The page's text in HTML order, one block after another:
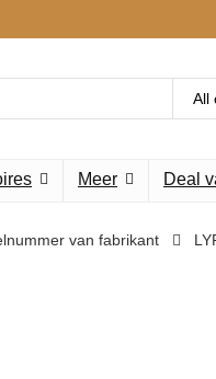
All
Meer Deal
van fabrikant